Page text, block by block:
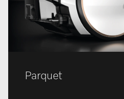
Parquet